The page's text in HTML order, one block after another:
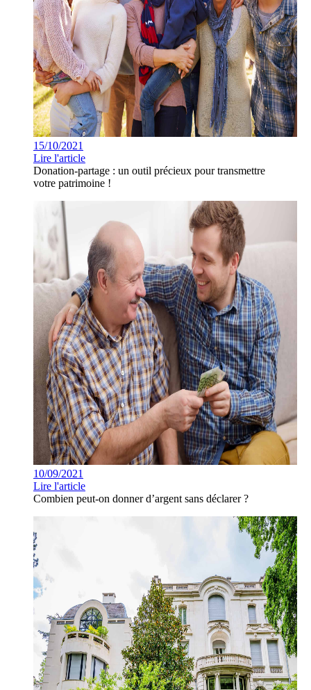
15/10/2021
Lire l'article
Donation-partage : un outil précieux pour transmettre
votre patrimoine !
10/09/2021
Lire l'article
Combien peut-on donner d’argent sans déclarer ?